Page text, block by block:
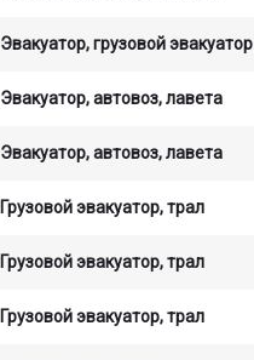
Эвакуатор, грузовой эвакуатор
Эвакуатор, автовоз, лавета
Эвакуатор, автовоз, лавета
Грузовой эвакуатор, трал
Грузовой эвакуатор, трал
Грузовой эвакуатор, трал